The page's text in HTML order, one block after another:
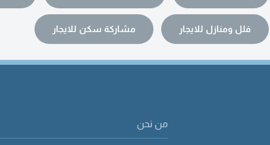
فلل ومنازل للايجار مشاركة سكن للايجار
من نحن